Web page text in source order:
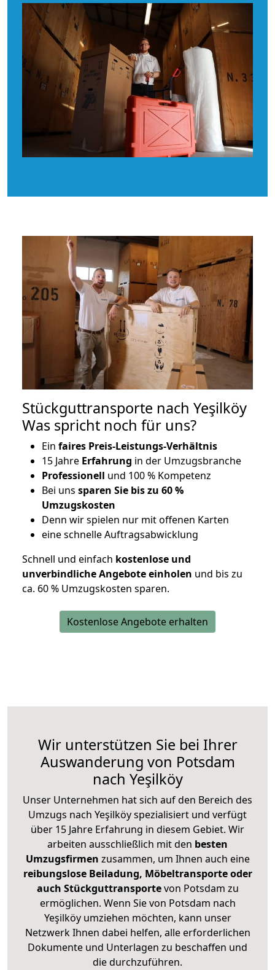
Stückguttransporte nach Yeşilköy
Was spricht noch für uns?
Ein faires Preis-Leistungs-Verhältnis
15 Jahre Erfahrung in der Umzugsbranche
Professionell und 100 % Kompetenz
Bei uns sparen Sie bis zu 60 %
Umzugskosten
Denn wir spielen nur mit offenen Karten
eine schnelle Auftragsabwicklung
Schnell und einfach kostenlose und
unverbindliche Angebote einholen und bis zu
ca. 60 % Umzugskosten sparen.
Kostenlose Angebote erhalten
Wir unterstützen Sie bei Ihrer
Auswanderung von Potsdam
nach Yeşilköy
Unser Unternehmen hat sich auf den Bereich des
Umzugs nach Yeşilköy spezialisiert und verfügt
über 15 Jahre Erfahrung in diesem Gebiet. Wir
arbeiten ausschließlich mit den besten
Umzugsfirmen zusammen, um Ihnen auch eine
reibungslose Beiladung, Möbeltransporte oder
auch Stückguttransportevon Potsdam zu
ermöglichen. Wenn Sie von Potsdam nach
Yeşilköy umziehen möchten, kann unser
Netzwerk Ihnen dabei helfen, alle erforderlichen
Dokumente und Unterlagen zu beschaffen und
die durchzuführen.